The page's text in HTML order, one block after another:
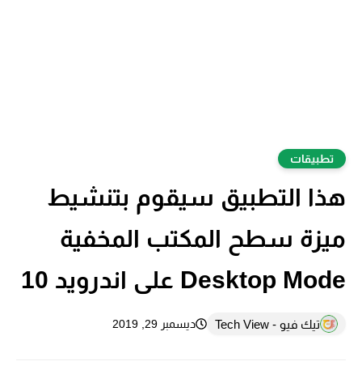
تطبيقات
هذا التطبيق سيقوم بتنشيط
ميزة سطح المكتب المخفية
Desktop Mode على اندرويد 10
تيك فيو - Tech View ديسمبر 29, 2019